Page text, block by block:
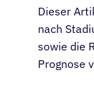
Dieser
nach
sowie die
Prognose